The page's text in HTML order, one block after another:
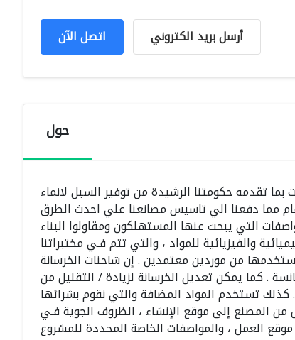
اتصل الآن أرسل بريد الكتروني
حول
تقدمه حكومتنا الرشيدة من توفير السبل لانماء
مما دفعنا الي تاسيس مصانعنا علي احدث الطرق
التي يبحث عنها المستهلكون ومقاولوا البناء
والفيزيائية للمواد ، والتي تتم فـي مختبراتنا
من موردين معتمدين . إن شاحنات الخرسانة
. كما يمكن تعديل الخرسانة لزيادة / التقليل من
كذلك تستخدم المواد المضافة والتي نقوم بشرائها
من المصنع إلى موقع الإنشاء ، الظروف الجوية فـي
موقع العمل ، والمواصفات الخاصة المحددة للمشروع